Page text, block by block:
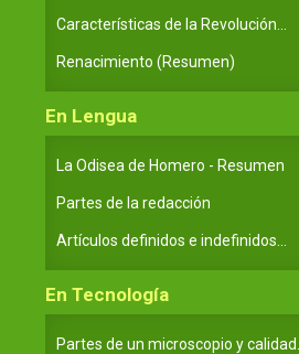
Características de la Revolución...
Renacimiento (Resumen)
En Lengua
La Odisea de Homero - Resumen
Partes de la redacción
Artículos definidos e indefinidos...
En Tecnología
Partes de un microscopio y calidad...